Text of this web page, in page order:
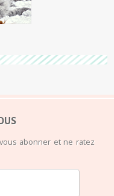
abonner et ne ratez